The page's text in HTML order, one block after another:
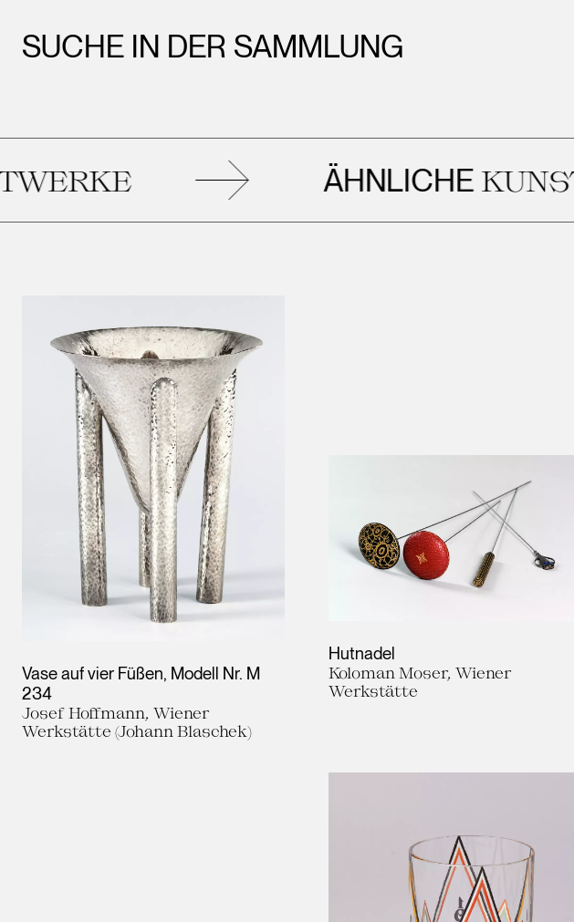
SUCHE IN DER SAMMLUNG
ÄHNLICHE
Vase auf vier Füßen, Modell Nr. M
234
Josef Hoffmann, Wiener
Werkstätte (Johann Blaschek)
Hutnadel
Koloman Moser, Wiener
Werkstätte